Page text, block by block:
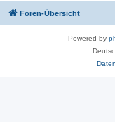
Foren-Übersicht
Powered by